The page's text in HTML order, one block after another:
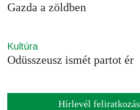
Gazda a zöldben
Kultúra
Odüsszeusz ismét partot ér
Hírlevél feliratkozás